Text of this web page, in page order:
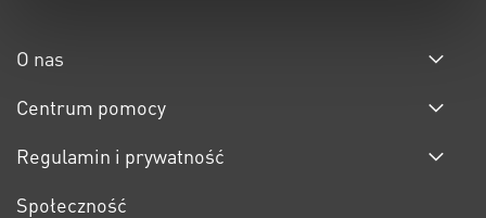
O nas
Centrum pomocy
Regulamin i prywatność
Społeczność